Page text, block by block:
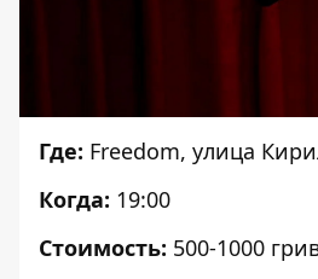
Где: Freedom, улица
Когда: 19:00
Стоимость: 500-1000